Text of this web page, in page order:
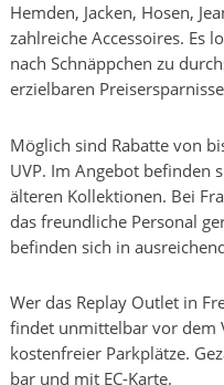
Hemden, Jacken, Hosen,
zahlreiche Accessoires. Es
nach Schnäppchen zu
erzielbaren
Möglich sind Rabatte von
UVP. Im Angebot befinden
älteren Kollektionen. Bei
das freundliche Personal
befinden sich in
Wer das Replay Outlet in
findet unmittelbar vor dem
kostenfreier Parkplätze.
bar und mit EC-Karte.